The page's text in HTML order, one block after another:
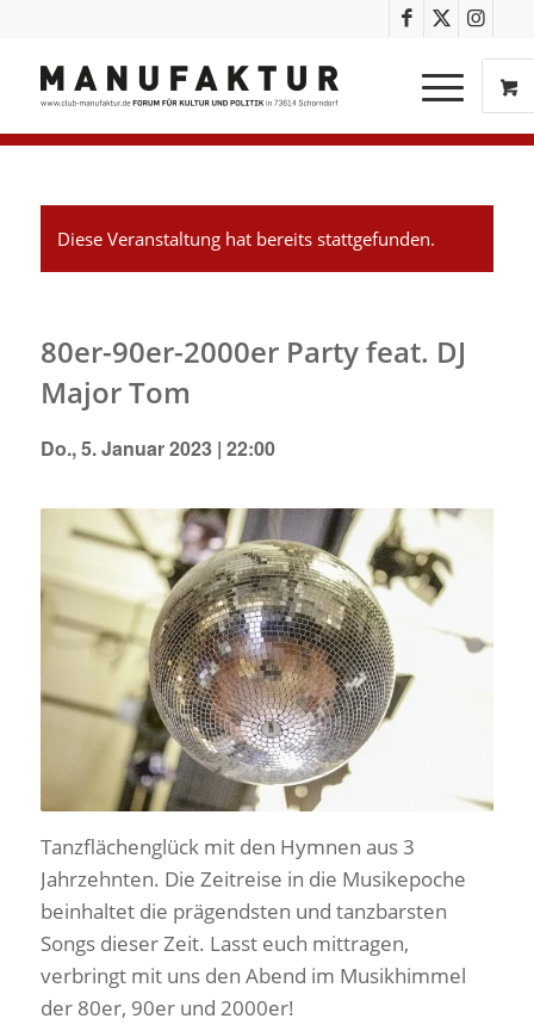
Diese Veranstaltung hat bereits stattgefunden.
80er-90er-2000er Party feat. DJ
Major Tom
Do., 5. Januar 2023 | 22:00
Tanzflächenglück mit den Hymnen aus 3
Jahrzehnten. Die Zeitreise in die Musikepoche
beinhaltet die prägendsten und tanzbarsten
Songs dieser Zeit. Lasst euch mittragen,
verbringt mit uns den Abend im Musikhimmel
der 80er, 90er und 2000er!